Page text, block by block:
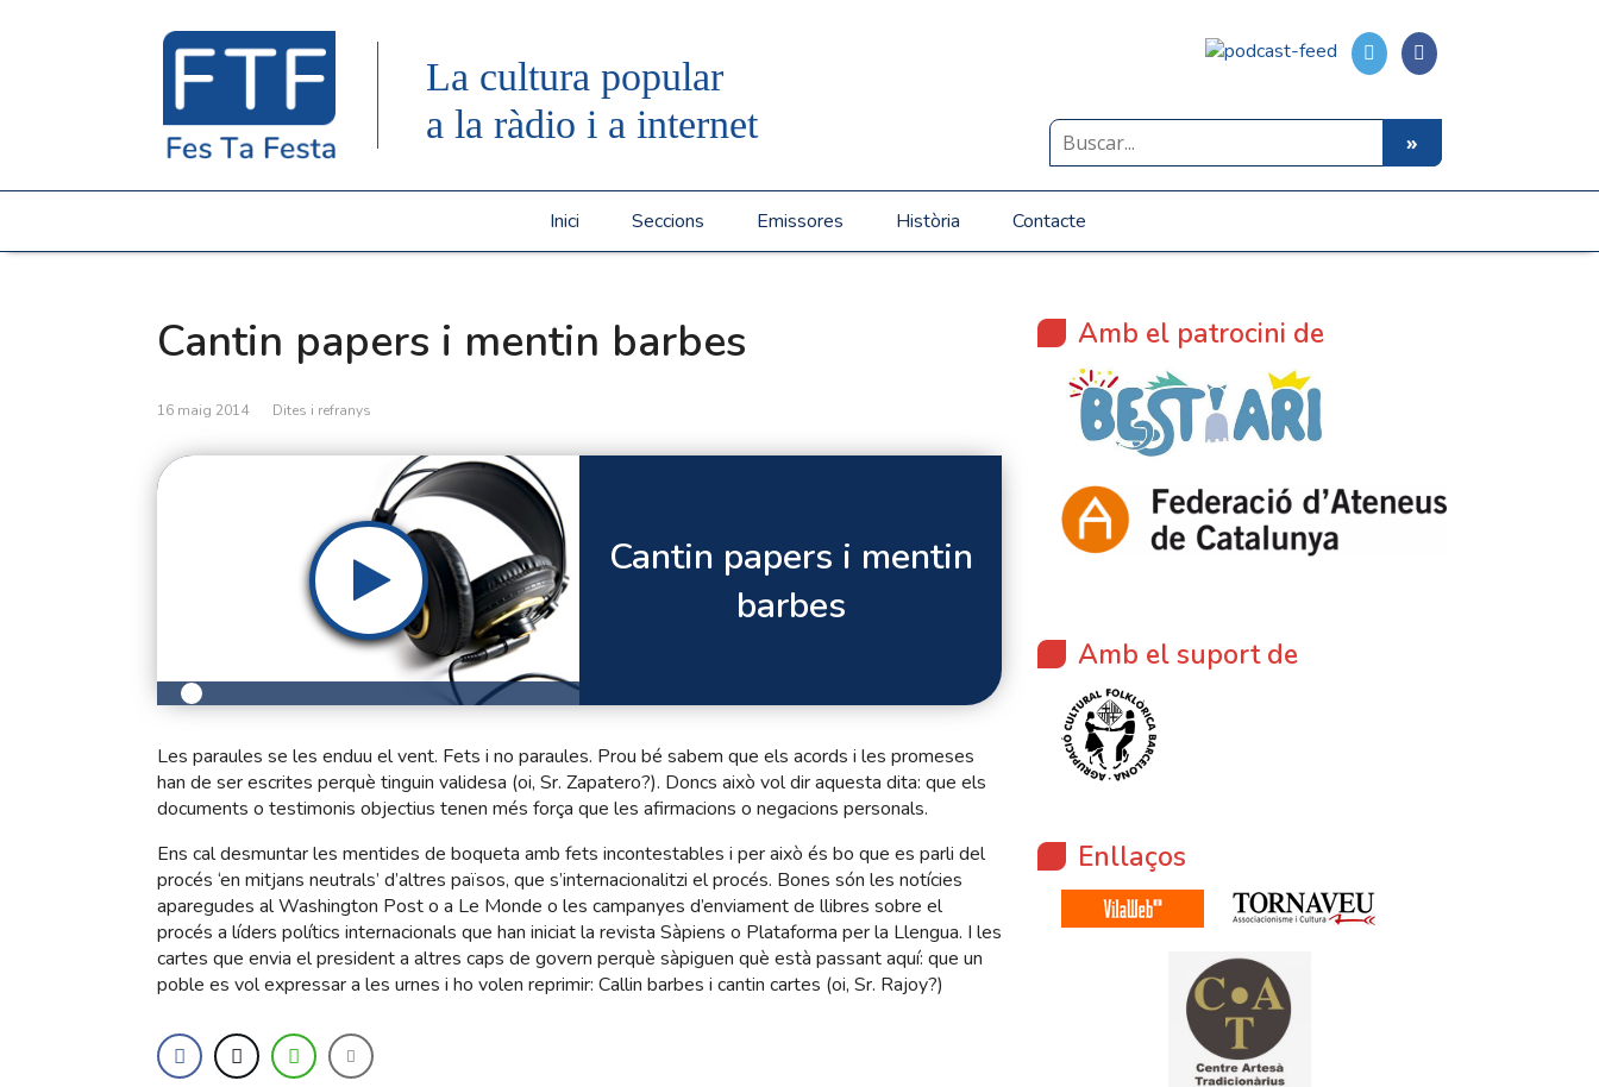
La cultura popular
a la ràdio i a internet
Inici Seccions Emissores Història Contacte
Cantin papers i mentin barbes
16 maig 2014 Dites i refranys
Cantin papers i mentin
barbes
Les paraules se les enduu el vent. Fets i no paraules. Prou bé sabem que els acords i les promeses
han de ser escrites perquè tinguin validesa (oi, Sr. Zapatero?). Doncs això vol dir aquesta dita: que els
documents o testimonis objectius tenen més força que les afirmacions o negacions personals.
Ens cal desmuntar les mentides de boqueta amb fets incontestables i per això és bo que es parli del
procés ‘en mitjans neutrals’ d’altres països, que s’internacionalitzi el procés. Bones són les notícies
aparegudes al Washington Post o a Le Monde o les campanyes d’enviament de llibres sobre el
procés a líders polítics internacionals que han iniciat la revista Sàpiens o Plataforma per la Llengua. I les
cartes que envia el president a altres caps de govern perquè sàpiguen què està passant aquí: que un
poble es vol expressar a les urnes i ho volen reprimir: Callin barbes i cantin cartes (oi, Sr. Rajoy?)
Amb el patrocini de
Amb el suport de
Enllaços